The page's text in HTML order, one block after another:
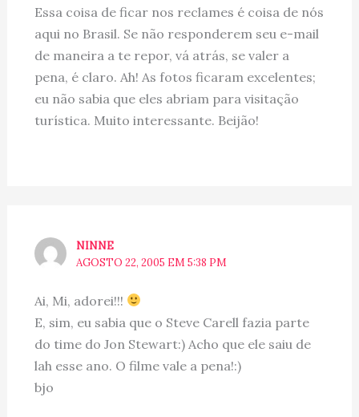
Essa coisa de ficar nos reclames é coisa de nós
aqui no Brasil. Se não responderem seu e-mail
de maneira a te repor, vá atrás, se valer a
pena, é claro. Ah! As fotos ficaram excelentes;
eu não sabia que eles abriam para visitação
turística. Muito interessante. Beijão!
NINNE
AGOSTO 22, 2005 EM 5:38 PM
Ai, Mi, adorei!!!
E, sim, eu sabia que o Steve Carell fazia parte
do time do Jon Stewart:) Acho que ele saiu de
lah esse ano. O filme vale a pena!:)
bjo